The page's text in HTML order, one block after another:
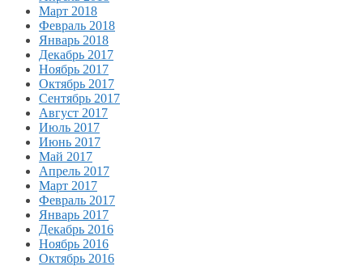
Март 2018
Февраль 2018
Январь 2018
Декабрь 2017
Ноябрь 2017
Октябрь 2017
Сентябрь 2017
Август 2017
Июль 2017
Июнь 2017
Май 2017
Апрель 2017
Март 2017
Февраль 2017
Январь 2017
Декабрь 2016
Ноябрь 2016
Октябрь 2016